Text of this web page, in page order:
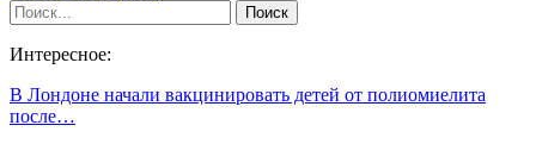
Интересное:
В Лондоне начали вакцинировать детей от полиомиелита
после…